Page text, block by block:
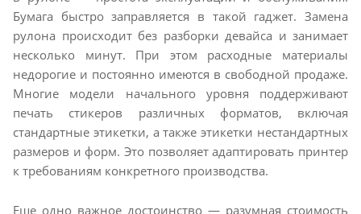
Бумага быстро заправляется в такой гаджет. Замена
рулона происходит без разборки девайса и занимает
несколько минут. При этом расходные материалы
недорогие и постоянно имеются в свободной продаже.
Многие модели начального уровня поддерживают
печать стикеров различных форматов, включая
стандартные этикетки, а также этикетки нестандартных
размеров и форм. Это позволяет адаптировать принтер
к требованиям конкретного производства.
Еще одно важное достоинство — разумная стоимость